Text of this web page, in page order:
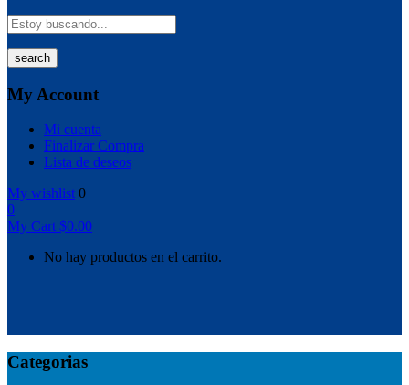
search
My Account
Mi cuenta
Finalizar Compra
Lista de deseos
My wishlist 0
0
My Cart $0.00
No hay productos en el carrito.
Categorias